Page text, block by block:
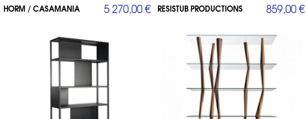
HORM / CASAMANIA 5 270,00 € RESISTUB PRODUCTIONS 859,00 €